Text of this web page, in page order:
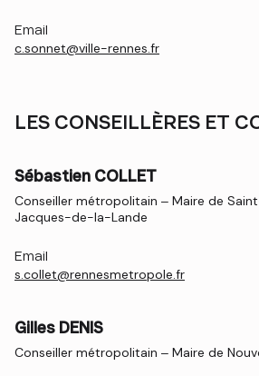
Email
c.sonnet@ville-rennes.fr
LES CONSEILLÈRES ET
Sébastien COLLET
Conseiller métropolitain – Maire de
Jacques-de-la-Lande
Email
s.collet@rennesmetropole.fr
Gilles DENIS
Conseiller métropolitain – Maire de